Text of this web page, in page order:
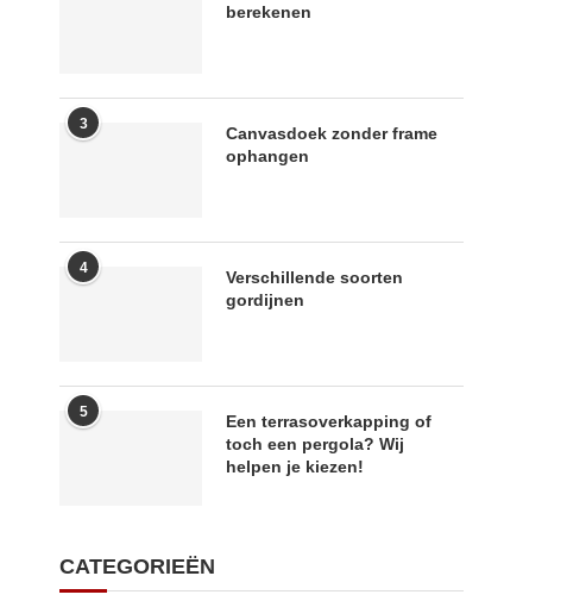
berekenen
3
Canvasdoek zonder frame
ophangen
4
Verschillende soorten
gordijnen
5
Een terrasoverkapping of
toch een pergola? Wij
helpen je kiezen!
CATEGORIEËN